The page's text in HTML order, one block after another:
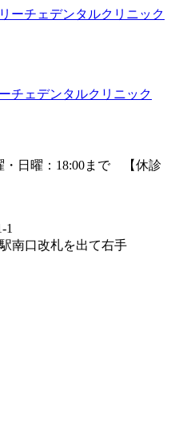
・日曜：18:00まで 【休診
1
南口改札を出て右手